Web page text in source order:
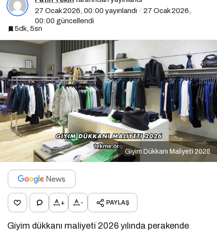
27 Ocak 2026, 00:00 yayınlandı
27 Ocak 2026,
00:00 güncellendi
5dk, 5sn
Giyim Dükkanı Maliyeti 2026
+ - PAYLAŞ
Giyim dükkanı maliyeti 2026 yılında perakende